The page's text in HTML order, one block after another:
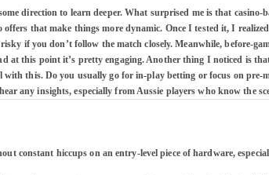
direction to learn deeper. What surprised me is that
that make things more dynamic. Once I tested it, I
if you don’t follow the match closely. Meanwhile, before-
at this point it’s pretty engaging. Another thing I noticed is
this. Do you usually go for in-play betting or focus on pre-
any insights, especially from Aussie players who know the
constant hiccups on an entry-level piece of hardware,